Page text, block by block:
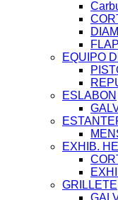
FLAP
EQUIPO
ESLABON
EXHIB.
GRILLETE